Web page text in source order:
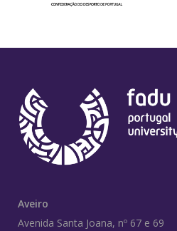
Aveiro
Avenida Santa Joana, nº 67 e 69